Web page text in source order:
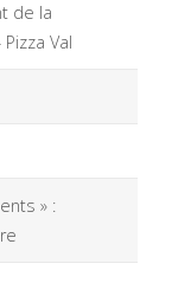
de la
Val
» :